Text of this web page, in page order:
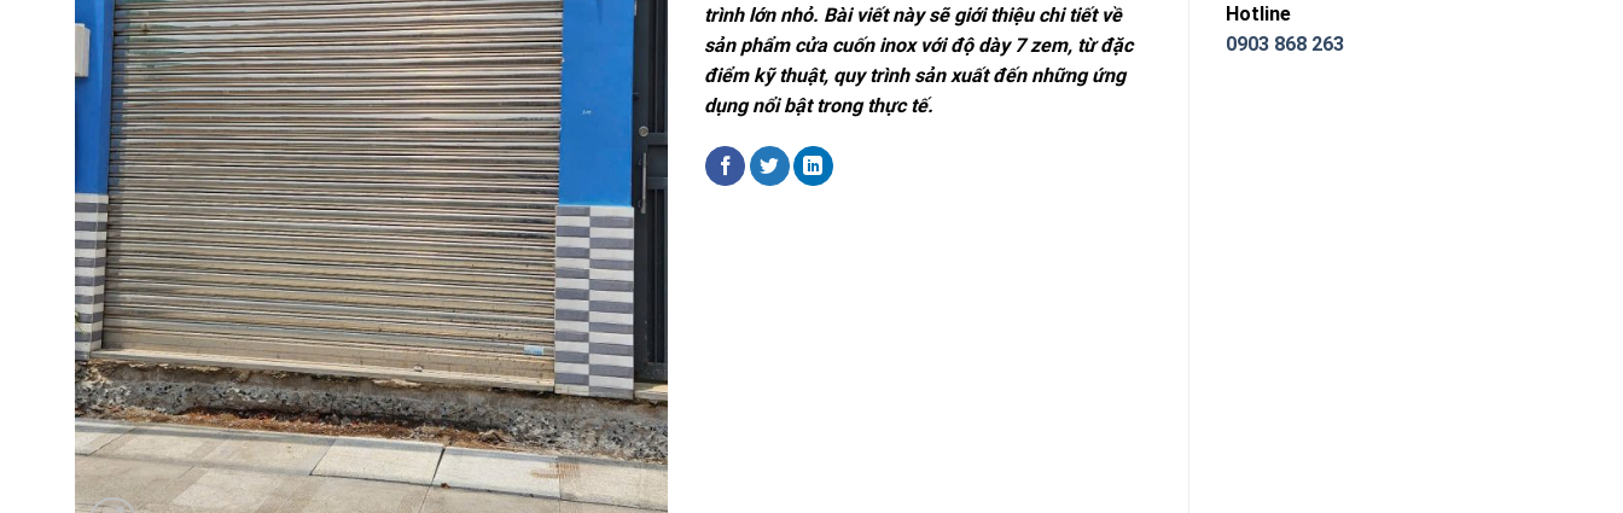
trình lớn nhỏ. Bài viết này sẽ giới thiệu chi tiết về
sản phẩm cửa cuốn inox với độ dày 7 zem, từ đặc
điểm kỹ thuật, quy trình sản xuất đến những ứng
dụng nổi bật trong thực tế.
Hotline
0903 868 263